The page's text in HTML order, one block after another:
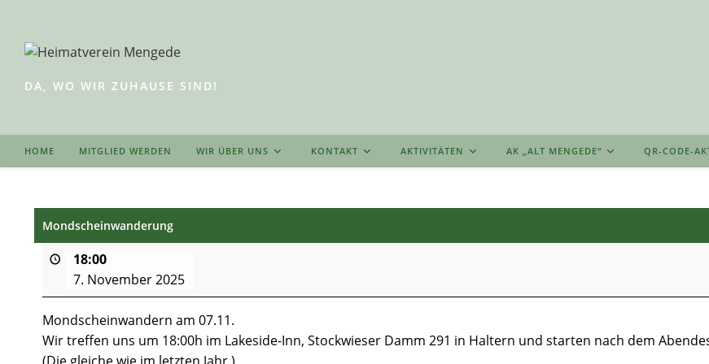
springen
DA, WO WIR ZUHAUSE SIND!
HOME MITGLIED WERDEN WIR ÜBER UNS KONTAKT AKTIVITÄTEN AK „ALT MENGEDE“ QR-CODE-
Mondscheinwanderung
18:00
7. November 2025
Mondscheinwandern am 07.11.
Wir treffen uns um 18:00h im Lakeside-Inn, Stockwieser Damm 291 in Haltern und starten nach dem